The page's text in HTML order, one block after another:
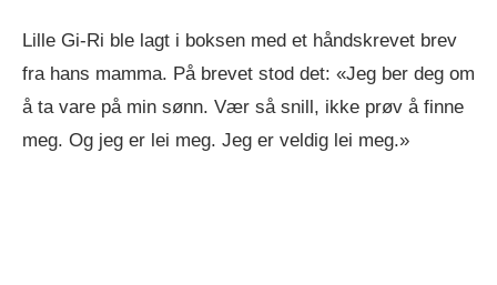
Lille Gi-Ri ble lagt i boksen med et håndskrevet brev
fra hans mamma. På brevet stod det: «Jeg ber deg om
å ta vare på min sønn. Vær så snill, ikke prøv å finne
meg. Og jeg er lei meg. Jeg er veldig lei meg.»